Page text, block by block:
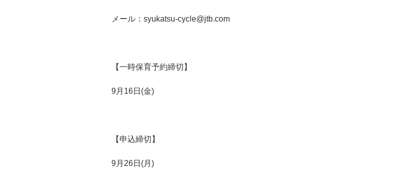
メール： syukatsu-cycle@jtb.com
【一時保育予約締切】
9月 16日 (金)
【申込締切】
9月 26日 (月 )